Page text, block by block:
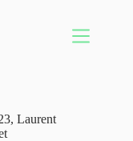
Laurent